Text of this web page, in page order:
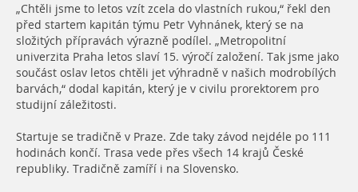
„Chtěli jsme to letos vzít zcela do vlastních rukou,“ řekl den
před startem kapitán týmu Petr Vyhnánek, který se na
složitých přípravách výrazně podílel. „Metropolitní
univerzita Praha letos slaví 15. výročí založení. Tak jsme jako
součást oslav letos chtěli jet výhradně v našich modrobílých
barvách,“ dodal kapitán, který je v civilu prorektorem pro
studijní záležitosti.
Startuje se tradičně v Praze. Zde taky závod nejdéle po 111
hodinách končí. Trasa vede přes všech 14 krajů České
republiky. Tradičně zamíří i na Slovensko.